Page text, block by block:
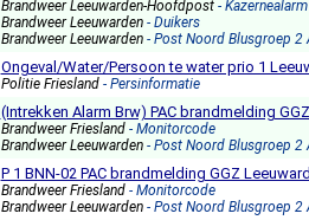
Brandweer Leeuwarden-Hoofdpost - Kazernealarm
Brandweer Leeuwarden - Duikers
Brandweer Leeuwarden - Post Noord Blusgroep 2
Ongeval/Water/Persoon te water prio 1
Politie Friesland - Persinformatie
(Intrekken Alarm Brw) PAC brandmelding
Brandweer Friesland - Monitorcode
Brandweer Leeuwarden - Post Noord Blusgroep 2
P 1 BNN-02 PAC brandmelding GGZ
Brandweer Friesland - Monitorcode
Brandweer Leeuwarden - Post Noord Blusgroep 2